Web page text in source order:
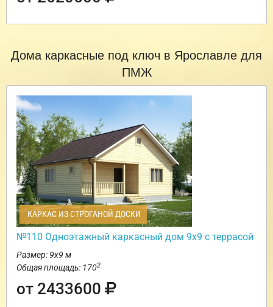
Дома каркасные под ключ в Ярославле для
ПМЖ
КАРКАС ИЗ СТРОГАНОЙ ДОСКИ
№110 Одноэтажный каркасный дом 9х9 с террасой
Размер: 9х9 м
Общая площадь: 1702
от 2433600